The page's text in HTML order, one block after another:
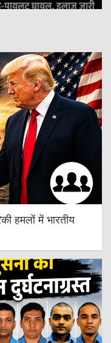
हमलों में भारतीय